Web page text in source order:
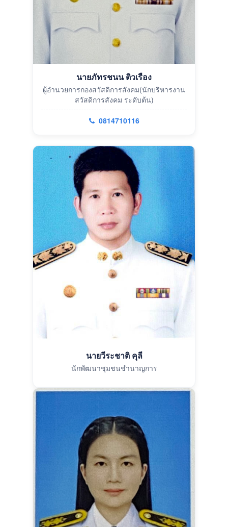
นายภัทรชนน ติวเรือง
ผู้อำนวยการกองสวัสดิการสังคม(นักบริหารงาน
สวัสดิการสังคม ระดับต้น)
0814710116
นายวีระชาติ คุลี
นักพัฒนาชุมชนชำนาญการ